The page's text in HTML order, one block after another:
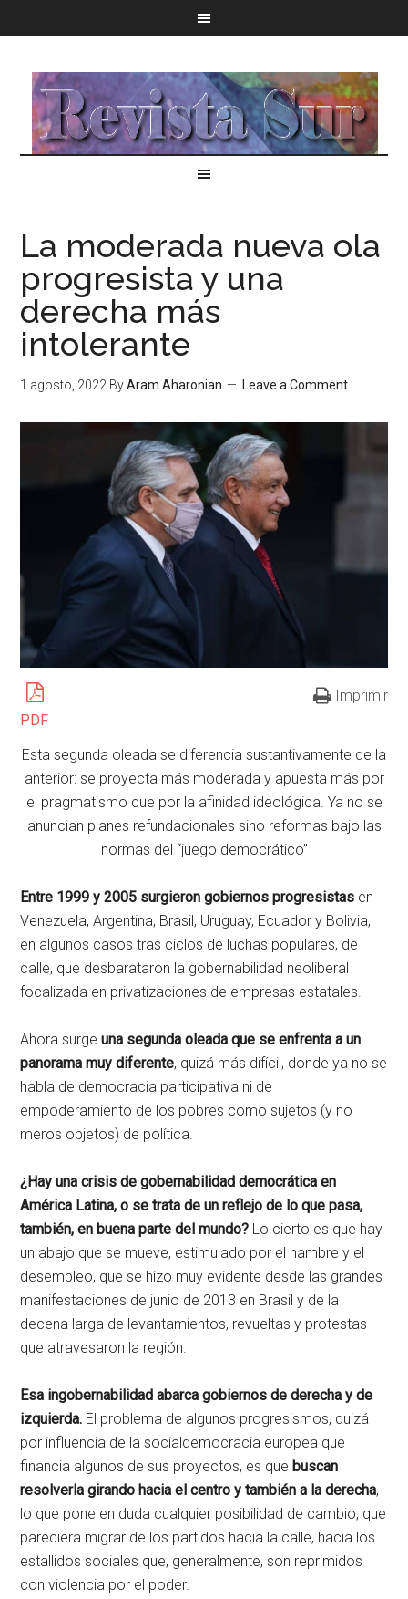
La moderada nueva ola
progresista y una
derecha más
intolerante
1 agosto, 2022 ByAram Aharonian Leave a Comment
PDF
Imprimir
Esta segunda oleada se diferencia sustantivamente de la
anterior: se proyecta más moderada y apuesta más por
el pragmatismo que por la afinidad ideológica. Ya no se
anuncian planes refundacionales sino reformas bajo las
normas del “juego democrático”
Entre 1999 y 2005 surgieron gobiernos progresistas en
Venezuela, Argentina, Brasil, Uruguay, Ecuador y Bolivia,
en algunos casos tras ciclos de luchas populares, de
calle, que desbarataron la gobernabilidad neoliberal
focalizada en privatizaciones de empresas estatales.
Ahora surgeuna segunda oleada que se enfrenta a un
panorama muy diferente, quizá más difícil, donde ya no se
habla de democracia participativa ni de
empoderamiento de los pobres como sujetos (y no
meros objetos) de política.
¿Hay una crisis de gobernabilidad democrática en
América Latina, o se trata de un reflejo de lo que pasa,
también, en buena parte del mundo? Lo cierto es que hay
un abajo que se mueve, estimulado por el hambre y el
desempleo, que se hizo muy evidente desde las grandes
manifestaciones de junio de 2013 en Brasil y de la
decena larga de levantamientos, revueltas y protestas
que atravesaron la región.
Esa ingobernabilidad abarca gobiernos de derecha y de
izquierda. El problema de algunos progresismos, quizá
por influencia de la socialdemocracia europea que
financia algunos de sus proyectos, es quebuscan
resolverla girando hacia el centro y también a la derecha,
lo que pone en duda cualquier posibilidad de cambio, que
pareciera migrar de los partidos hacia la calle, hacia los
estallidos sociales que, generalmente, son reprimidos
con violencia por el poder.